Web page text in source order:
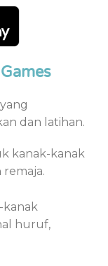
dan latihan.
kanak-kanak
kanak
huruf,